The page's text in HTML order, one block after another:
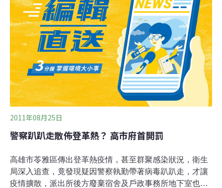
途，也讓校園環境更乾淨。有輔助呼吸器官的蓋斑鬥魚是
小型淡水魚類，可以直接呼吸水面空氣，成魚體長約5到7
公分，通常雄魚體型較大、顏色鮮艷，身上的斑紋也比較
明顯，長長的尾鰭就像燕尾一樣！他強調，斑鬥魚生存適
應能力強，在不需打氣的環境也能生存，是所有物種中最
好養的，包括水生昆蟲的幼蟲、蜉蝣動物、蚊蠅幼生及魚
飼料都吃，胃口超好，而且專門吞捕蚊子的幼蟲孑孓，養
在戶外陽台可以達到消滅幼蟲的作用，是防治登革熱的好
2011年08月25日
警察趴趴走散佈登革熱？ 高市府首開罰
高雄市苓雅區傳出登革熱疫情，甚至群聚感染狀況，衛生
局深入追查，竟發現疑因警察執勤帶著病毒趴趴走，才讓
疫情擴散，派出所後方廢棄宿舍及戶政事務所地下室也都